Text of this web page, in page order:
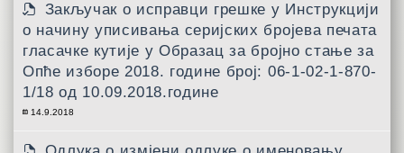
Закључак о исправци грешке у Инструкцији
о начину уписивања серијских бројева печата
гласачке кутије у Образац за бројно стање за
Опће изборе 2018. године број: 06-1-02-1-870-
1/18 од 10.09.2018.године
14.9.2018